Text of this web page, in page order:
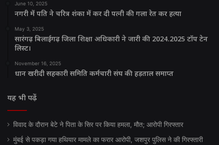
June 10, 2025
नगरी में पति ने चरित्र शंका में कर दी पत्नी की गला रेत कर हत्या
May 3, 2025
सारंगढ़ बिलाईगढ़ जिला शिक्षा अधिकारी ने जारी की 2024.2025 टॉप टेन
लिस्ट।
November 16, 2025
धान खरीदी सहकारी समिति कर्मचारी संघ की हड़ताल समाप्त
यह भी पढ़ें
विवाद के दौरान बेटे ने पिता के सिर पर किया हमला, मौत; आरोपी गिरफ्तार
मुंबई से पकड़ा गया हथियार मामले का फरार आरोपी, जशपुर पुलिस ने की गिरफ्तारी